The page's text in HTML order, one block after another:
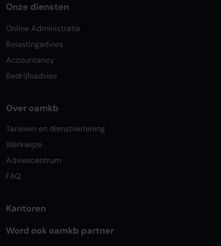
Onze diensten
Online Administratie
Belastingadvies
Accountancy
Bedrijfsadvies
Over oamkb
Tarieven en dienstverlening
Werkwijze
Adviescentrum
FAQ
Kantoren
Word ook oamkb partner